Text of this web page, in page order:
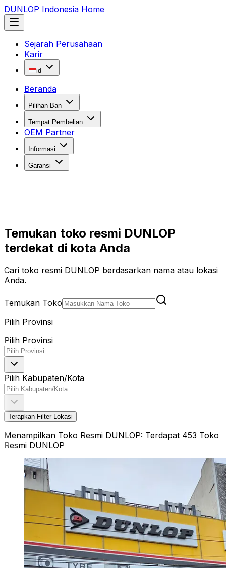
DUNLOP Indonesia Home
Sejarah Perusahaan
Karir
id
Beranda
Pilihan Ban
Tempat Pembelian
OEM Partner
Informasi
Garansi
Temukan toko resmi DUNLOP
terdekat di kota Anda
Cari toko resmi DUNLOP berdasarkan nama atau lokasi
Anda.
Temukan Toko
Pilih Provinsi
Pilih Provinsi
Pilih Kabupaten/Kota
Terapkan Filter Lokasi
Menampilkan Toko Resmi DUNLOP: Terdapat 453 Toko
Resmi DUNLOP